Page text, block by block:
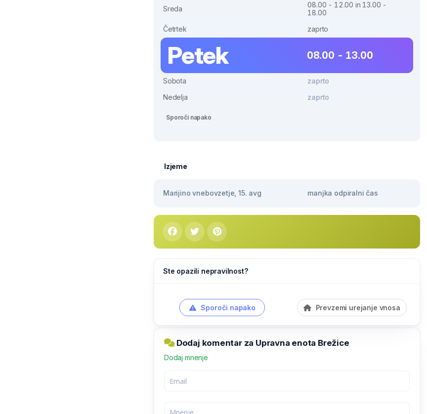
Sreda
08.00 - 12.00 in 13.00 -
18.00
Četrtek
zaprto
Petek 08.00 - 13.00
Sobota
zaprto
Nedelja
zaprto
Sporoči napako
Izjeme
Marijino vnebovzetje, 15. avg manjka odpiralni čas
Ste opazili nepravilnost?
Sporoči napako Prevzemi urejanje vnosa
Dodaj komentar za Upravna enota Brežice
Dodaj mnenje